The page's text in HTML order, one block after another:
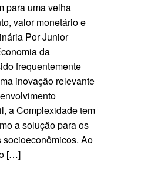
para uma velha
valor monetário e
Por Junior
da
frequentemente
inovação relevante
a Complexidade tem
a solução para os
Ao
[…]